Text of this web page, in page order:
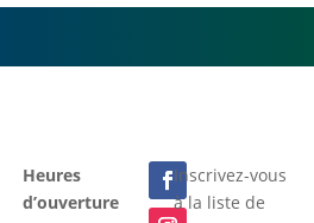
Heures
d’ouverture
Inscrivez-vous
à la liste de